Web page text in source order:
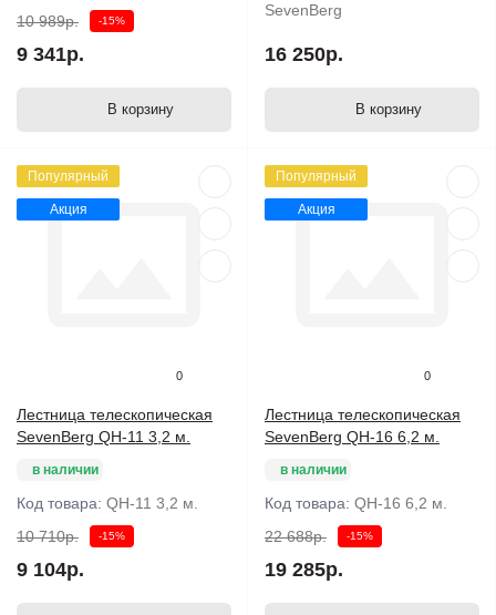
10 989р.
-15%
9 341р.
В корзину
SevenBerg
16 250р.
В корзину
Популярный
Акция
0
Лестница телескопическая
SevenBerg QH-11 3,2 м.
в наличии
Код товара: QH-11 3,2 м.
10 710р.
-15%
9 104р.
Популярный
Акция
0
Лестница телескопическая
SevenBerg QH-16 6,2 м.
в наличии
Код товара: QH-16 6,2 м.
22 688р.
-15%
19 285р.